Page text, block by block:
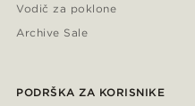
Vodič za poklone
Archive Sale
PODRŠKA ZA KORISNIKE